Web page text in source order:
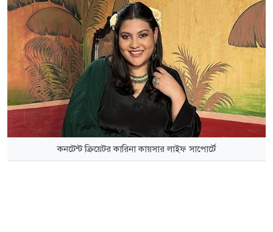
কনটেন্ট ক্রিয়েটর কারিনা কায়সার লাইফ সাপোর্টে